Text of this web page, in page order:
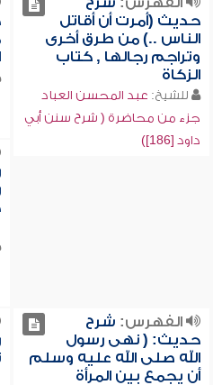
حديث (أمرت أن أقاتل
الناس ..) من طرق أخرى
وتراجم رجالها , كتاب
الزكاة
للشيخ: عبد المحسن العباد
جزء من محاضرة ( شرح سنن أبي
داود [186])
الفهرس: شرح
حديث: ( نهى رسول
الله صلى الله عليه وسلم
أن يجمع بين المرأة